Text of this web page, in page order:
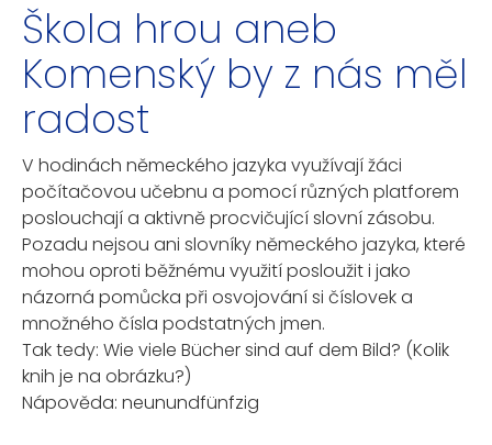
Škola hrou aneb
Komenský by z nás měl
radost
V hodinách německého jazyka využívají žáci
počítačovou učebnu a pomocí různých platforem
poslouchají a aktivně procvičující slovní zásobu.
Pozadu nejsou ani slovníky německého jazyka, které
mohou oproti běžnému využití posloužit i jako
názorná pomůcka při osvojování si číslovek a
množného čísla podstatných jmen.
Tak tedy: Wie viele Bücher sind auf dem Bild? (Kolik
knih je na obrázku?)
Nápověda: neunundfünfzig